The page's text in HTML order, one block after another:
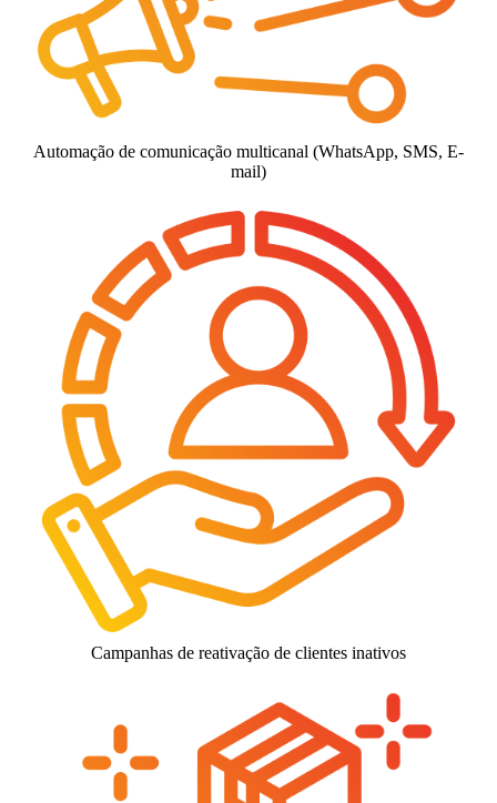
Automação de comunicação multicanal (WhatsApp, SMS, E-
mail)
Campanhas de reativação de clientes inativos